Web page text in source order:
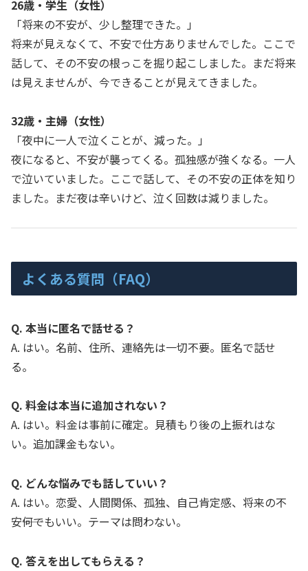
26歳・学生（女性）
「将来の不安が、少し整理できた。」
将来が見えなくて、不安で仕方ありませんでした。ここで
話して、その不安の根っこを掘り起こしました。まだ将来
は見えませんが、今できることが見えてきました。
32歳・主婦（女性）
「夜中に一人で泣くことが、減った。」
夜になると、不安が襲ってくる。孤独感が強くなる。一人
で泣いていました。ここで話して、その不安の正体を知り
ました。まだ夜は辛いけど、泣く回数は減りました。
よくある質問（FAQ）
Q. 本当に匿名で話せる？
A. はい。名前、住所、連絡先は一切不要。匿名で話せ
る。
Q. 料金は本当に追加されない？
A. はい。料金は事前に確定。見積もり後の上振れはな
い。追加課金もない。
Q. どんな悩みでも話していい？
A. はい。恋愛、人間関係、孤独、自己肯定感、将来の不
安――何でもいい。テーマは問わない。
Q. 答えを出してもらえる？